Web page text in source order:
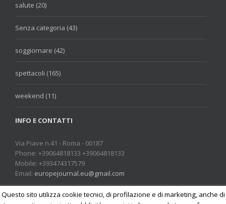
Questo sito utilizza cookie tecnici, di profilazione e di marketing, anche di
salute (20)
Senza categoria (43)
soggiornare (42)
spettacoli (165)
weekend (11)
INFO E CONTATTI
Via Piave n.41 - Roma - 00187
Phone: +39064818133 +39064818133
Mobile: +393474317579
Email: europejournal.eu@gmail.com